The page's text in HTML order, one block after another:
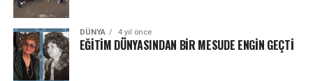
DÜNYA 4 yıl önce
EĞİTİM DÜNYASINDAN BİR MESUDE ENGİN GEÇTİ